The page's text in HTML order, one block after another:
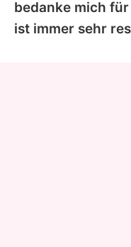
bedanke mich
ist immer sehr